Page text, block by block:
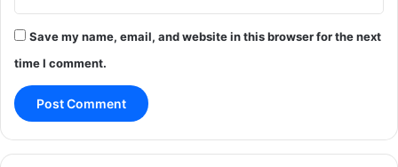
Save my name, email, and website in this browser for the next
time I comment.